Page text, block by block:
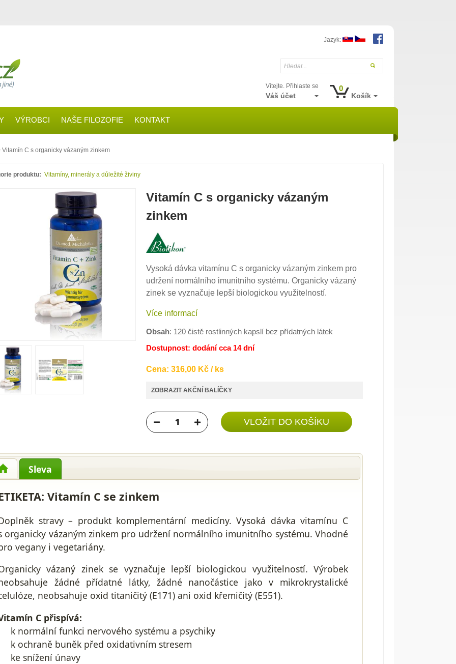
Jazyk:
Hledat...
0
Košík
Vítejte. Přihlaste se
Váš účet
VÝROBCI NAŠE FILOZOFIE KONTAKT
C s organicky vázaným zinkem
produktu: Vitamíny, minerály a důležité živiny
Vitamín C s organicky vázaným
zinkem
Vysoká dávka vitamínu C s organicky vázaným zinkem pro
udržení normálního imunitního systému. Organicky vázaný
zinek se vyznačuje lepší biologickou využitelností.
Více informací
Obsah: 120 čistě rostlinných kapslí bez přídatných látek
Dostupnost: dodání cca 14 dní
Cena: 316,00 Kč / ks
ZOBRAZIT AKČNÍ BALÍČKY
Sleva
Vitamín C se zinkem
stravy – produkt komplementární medicíny. Vysoká dávka vitamínu C
organicky vázaným zinkem pro udržení normálního imunitního systému. Vhodné
vegany i vegetariány.
vázaný zinek se vyznačuje lepší biologickou využitelností. Výrobek
žádné přídatné látky, žádné nanočástice jako v mikrokrystalické
neobsahuje oxid titaničitý (E171) ani oxid křemičitý (E551).
C přispívá:
normální funkci nervového systému a psychiky
ochraně buněk před oxidativním stresem
snížení únavy